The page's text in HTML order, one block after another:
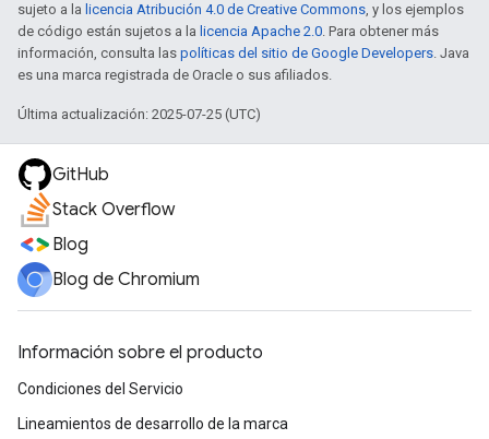
sujeto a la licencia Atribución 4.0 de Creative Commons, y los ejemplos
de código están sujetos a la licencia Apache 2.0. Para obtener más
información, consulta las políticas del sitio de Google Developers. Java
es una marca registrada de Oracle o sus afiliados.
Última actualización: 2025-07-25 (UTC)
GitHub
Stack Overflow
Blog
Blog de Chromium
Información sobre el producto
Condiciones del Servicio
Lineamientos de desarrollo de la marca